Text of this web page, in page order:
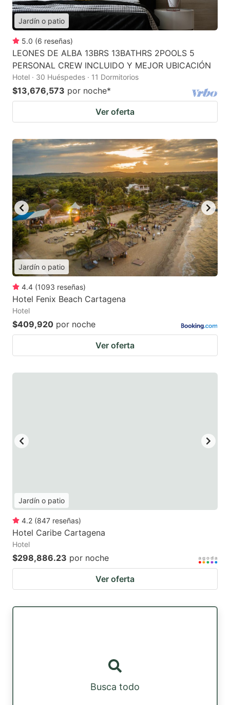
Jardín o patio
5.0 (6 reseñas)
LEONES DE ALBA 13BRS 13BATHRS 2POOLS 5
PERSONAL CREW INCLUIDO Y MEJOR UBICACIÓN
Hotel · 30 Huéspedes · 11 Dormitorios
$13,676,573 por noche*
Ver oferta
Jardín o patio
4.4 (1093 reseñas)
Hotel Fenix Beach Cartagena
Hotel
$409,920 por noche
Ver oferta
Jardín o patio
4.2 (847 reseñas)
Hotel Caribe Cartagena
Hotel
$298,886.23 por noche
Ver oferta
Busca todo